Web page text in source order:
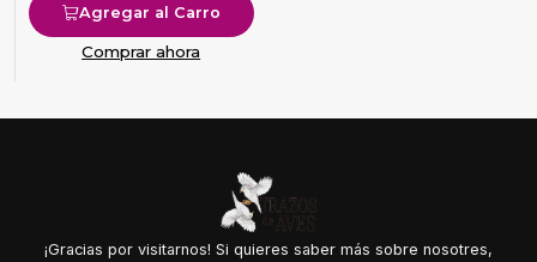
Agregar al Carro
Comprar ahora
¡Gracias por visitarnos! Si quieres saber más sobre nosotres,